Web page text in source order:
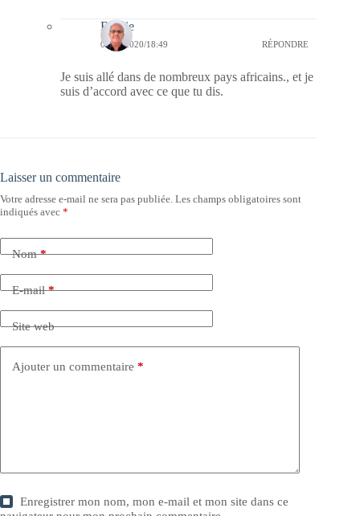
Bernie
05/11/2020/18:49 RÉPONDRE
Je suis allé dans de nombreux pays africains., et je
suis d’accord avec ce que tu dis.
Laisser un commentaire
Votre adresse e-mail ne sera pas publiée. Les champs obligatoires sont
indiqués avec *
Nom*
E-mail*
Site web
Ajouter un commentaire *
Enregistrer mon nom, mon e-mail et mon site dans ce